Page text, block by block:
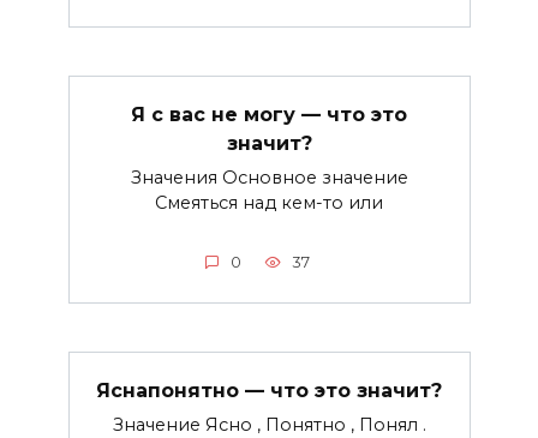
Я с вас не могу — что это
значит?
Значения Основное значение
Смеяться над кем-то или
0 37
Яснапонятно — что это значит?
Значение Ясно , Понятно , Понял .